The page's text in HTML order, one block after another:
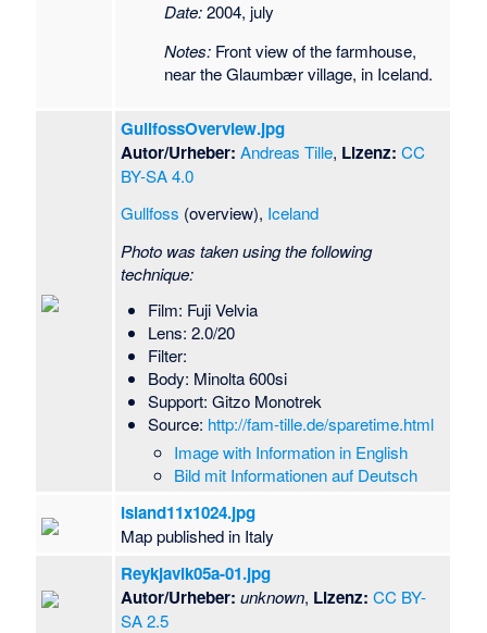
Date:2004, july
Notes: Front view of the farmhouse,
near the Glaumbær village, in Iceland.
GullfossOverview.jpg
Autor/Urheber: Andreas Tille, Lizenz: CC
BY-SA 4.0
Gullfoss (overview), Iceland
Photo was taken using the following
technique:
Film: Fuji Velvia
Lens: 2.0/20
Filter:
Body: Minolta 600si
Support: Gitzo Monotrek
Source: http://fam-tille.de/sparetime.html
Image with Information in English
Bild mit Informationen auf Deutsch
Island11x1024.jpg
Map published in Italy
Reykjavik05a-01.jpg
Autor/Urheber: unknown, Lizenz: CC BY-
SA 2.5